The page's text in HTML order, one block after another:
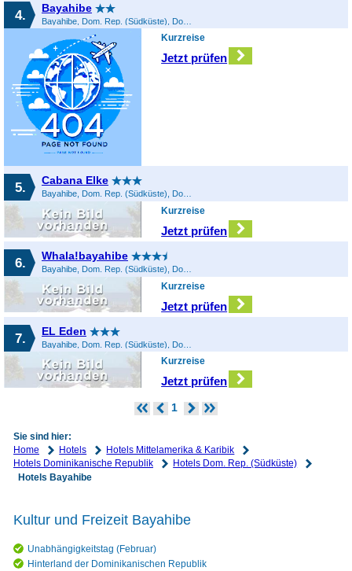
4. Bayahibe
Bayahibe, Dom. Rep. (Südküste), Dominikanische Republik
Kurzreise
Jetzt prüfen
5. Cabana Elke
Bayahibe, Dom. Rep. (Südküste), Dominikanische Republik
Kurzreise
Jetzt prüfen
6. Whala!bayahibe
Bayahibe, Dom. Rep. (Südküste), Dominikanische Republik
Kurzreise
Jetzt prüfen
7. EL Eden
Bayahibe, Dom. Rep. (Südküste), Dominikanische Republik
Kurzreise
Jetzt prüfen
1
Sie sind hier:
Home
Hotels
Hotels Mittelamerika & Karibik
Hotels Dominikanische Republik
Hotels Dom. Rep. (Südküste)
Hotels Bayahibe
Kultur und Freizeit Bayahibe
Unabhängigkeitstag (Februar)
Hinterland der Dominikanischen Republik